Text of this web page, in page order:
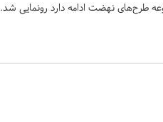
طرح‌های نهضت ادامه دارد رونمایی شد.